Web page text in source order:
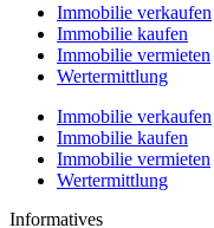
Immobilie verkaufen
Immobilie kaufen
Immobilie vermieten
Wertermittlung
Immobilie verkaufen
Immobilie kaufen
Immobilie vermieten
Wertermittlung
Informatives